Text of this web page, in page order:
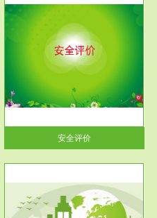
安全评价